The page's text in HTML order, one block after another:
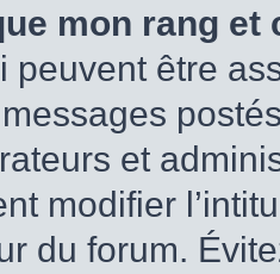
mon rang
peuvent être
et
modifier
du forum.